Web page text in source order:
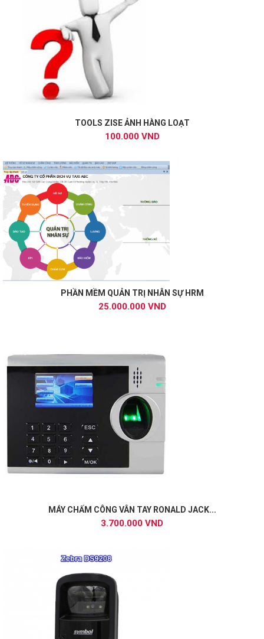
TOOLS ZISE ẢNH HÀNG LOẠT
100.000 VND
PHẦN MỀM QUẢN TRỊ NHÂN SỰ HRM
25.000.000 VND
MÁY CHẤM CÔNG VÂN TAY RONALD JACK...
3.700.000 VND